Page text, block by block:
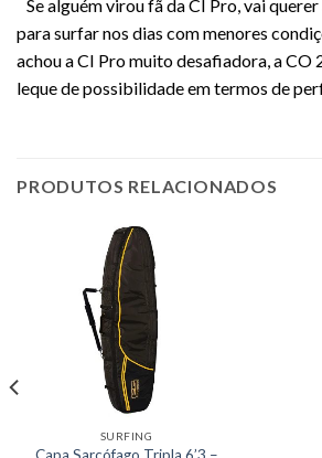
Se alguém virou fã da CI Pro, vai
para surfar nos dias com menores
achou a CI Pro muito desafiadora, a CO
leque de possibilidade em termos de
PRODUTOS RELACIONADOS
SURFING
Capa Sarcófago Tripla 6’3 –